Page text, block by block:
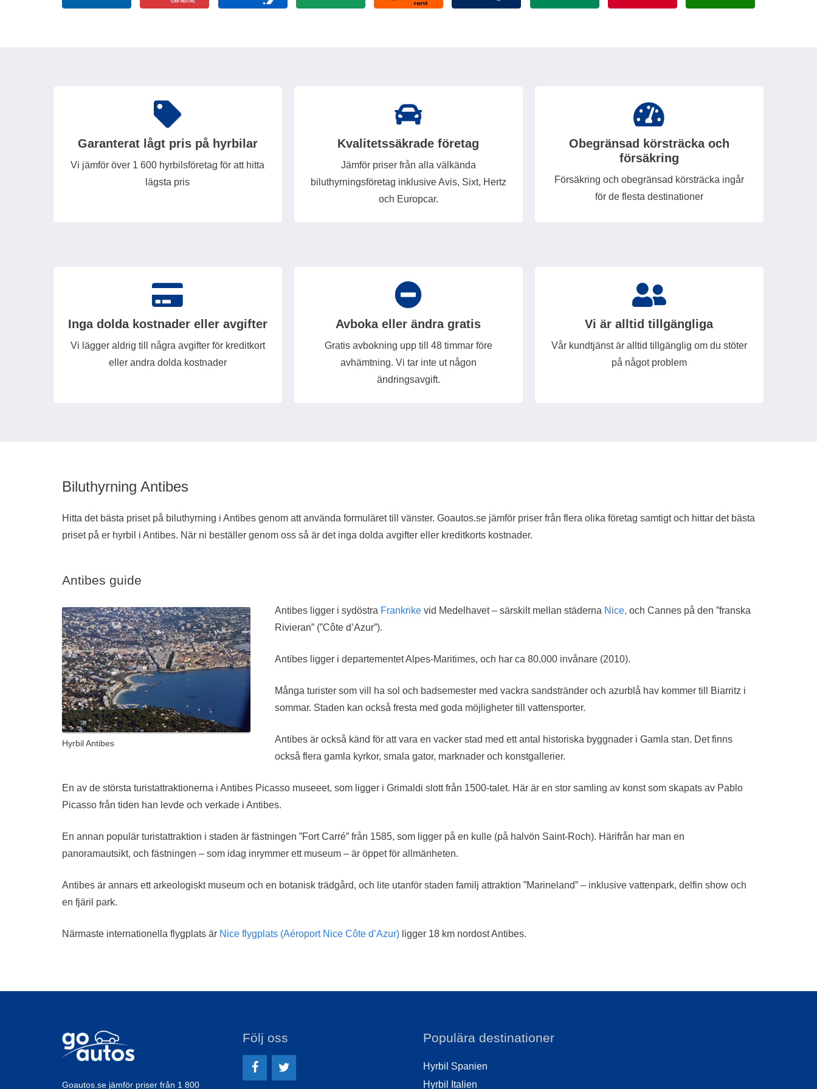
Garanterat lågt pris på hyrbilar
Vi jämför över 1 600 hyrbilsföretag för att hitta
lägsta pris
Kvalitetssäkrade företag
Jämför priser från alla välkända
biluthyrningsföretag inklusive Avis, Sixt, Hertz
och Europcar.
Obegränsad körsträcka och
försäkring
Försäkring och obegränsad körsträcka ingår
för de flesta destinationer
Inga dolda kostnader eller avgifter
Vi lägger aldrig till några avgifter för kreditkort
eller andra dolda kostnader
Avboka eller ändra gratis
Gratis avbokning upp till 48 timmar före
avhämtning. Vi tar inte ut någon
ändringsavgift.
Vi är alltid tillgängliga
Vår kundtjänst är alltid tillgänglig om du stöter
på något problem
Biluthyrning Antibes
Hitta det bästa priset på biluthyrning i Antibes genom att använda formuläret till vänster. Goautos.se jämför priser från flera olika företag samtigt och hittar det bästa
priset på er hyrbil i Antibes. När ni beställer genom oss så är det inga dolda avgifter eller kreditkorts kostnader.
Antibes guide
Hyrbil Antibes
Antibes ligger i sydöstra Frankrike vid Medelhavet – särskilt mellan städerna Nice, och Cannes på den ”franska
Rivieran” (”Côte d’Azur”).
Antibes ligger i departementet Alpes-Maritimes, och har ca 80.000 invånare (2010).
Många turister som vill ha sol och badsemester med vackra sandstränder och azurblå hav kommer till Biarritz i
sommar. Staden kan också fresta med goda möjligheter till vattensporter.
Antibes är också känd för att vara en vacker stad med ett antal historiska byggnader i Gamla stan. Det finns
också flera gamla kyrkor, smala gator, marknader och konstgallerier.
En av de största turistattraktionerna i Antibes Picasso museeet, som ligger i Grimaldi slott från 1500-talet. Här är en stor samling av konst som skapats av Pablo
Picasso från tiden han levde och verkade i Antibes.
En annan populär turistattraktion i staden är fästningen ”Fort Carré” från 1585, som ligger på en kulle (på halvön Saint-Roch). Härifrån har man en
panoramautsikt, och fästningen – som idag inrymmer ett museum – är öppet för allmänheten.
Antibes är annars ett arkeologiskt museum och en botanisk trädgård, och lite utanför staden familj attraktion ”Marineland” – inklusive vattenpark, delfin show och
en fjäril park.
Närmaste internationella flygplats är Nice flygplats (Aéroport Nice Côte d’Azur) ligger 18 km nordost Antibes.
Goautos.se jämför priser från 1 800
Följ oss Populära destinationer
Hyrbil Spanien
Hyrbil Italien